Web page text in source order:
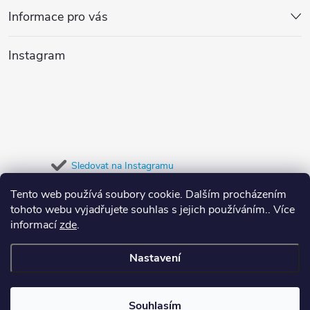
Tento web používá soubory cookie. Dalším procházením
tohoto webu vyjadřujete souhlas s jejich používáním.. Více
informacízde.
Nastavení
Souhlasím
v
k
p
i
s
u
p
a
Informace pro vás
Instagram
Sledovat na Instagramu
Přijímáme online platby
Copyright 2026Dypree. Všechna práva vyhrazena.